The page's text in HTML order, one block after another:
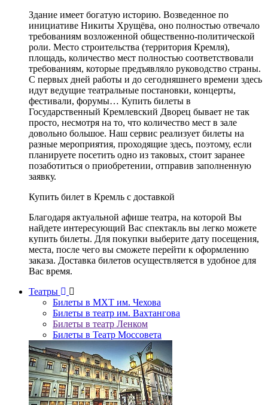
Здание имеет богатую историю. Возведенное по
инициативе Никиты Хрущёва, оно полностью отвечало
требованиям возложенной общественно-политической
роли. Место строительства (территория Кремля),
площадь, количество мест полностью соответствовали
требованиям, которые предъявляло руководство страны.
С первых дней работы и до сегодняшнего времени здесь
идут ведущие театральные постановки, концерты,
фестивали, форумы… Купить билеты в
Государственный Кремлевский Дворец бывает не так
просто, несмотря на то, что количество мест в зале
довольно большое. Наш сервис реализует билеты на
разные мероприятия, проходящие здесь, поэтому, если
планируете посетить одно из таковых, стоит заранее
позаботиться о приобретении, отправив заполненную
заявку.
Купить билет в Кремль с доставкой
Благодаря актуальной афише театра, на которой Вы
найдете интересующий Вас спектакль вы легко можете
купить билеты. Для покупки выберите дату посещения,
места, после чего вы сможете перейти к оформлению
заказа. Доставка билетов осуществляется в удобное для
Вас время.
Театры
Билеты в МХТ им. Чехова
Билеты в театр им. Вахтангова
Билеты в театр Ленком
Билеты в Театр Моссовета